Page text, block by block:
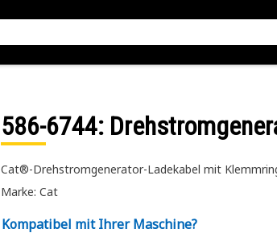
586-6744:
Cat®-Drehstromgenerator-Ladekabel mit
Marke: Cat
Kompatibel mit Ihrer Maschine?